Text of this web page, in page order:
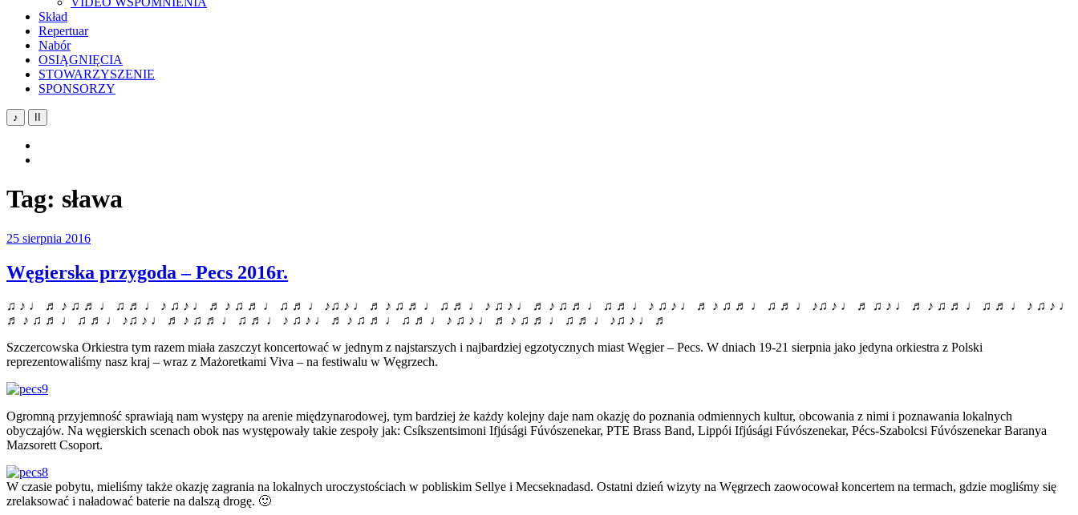
Skład
Repertuar
Nabór
OSIĄGNIĘCIA
STOWARZYSZENIE
SPONSORZY
♪
Tag: sława
25 sierpnia 2016
Węgierska przygoda – Pecs 2016r.
♫ ♪ ♩ ♬ ♪ ♫ ♬ ♩ ♫ ♬ ♩ ♪ ♫ ♪ ♩ ♬ ♪ ♫ ♬ ♩ ♫ ♬ ♩ ♪♫ ♪ ♩ ♬ ♪ ♫ ♬ ♩ ♫ ♬ ♩ ♪ ♫ ♪ ♩ ♬ ♪ ♫ ♬ ♩ ♫ ♬ ♩ ♪ ♫ ♪ ♩ ♬ ♪ ♫ ♬ ♩ ♫ ♬ ♩ ♪♫ ♪ ♩ ♬ ♫ ♪ ♩ ♬ ♪ ♫ ♬ ♩ ♫ ♬ ♩ ♪ ♫ ♪ ♩
♬ ♪ ♫ ♬ ♩ ♫ ♬ ♩ ♪♫ ♪ ♩ ♬ ♪ ♫ ♬ ♩ ♫ ♬ ♩ ♪ ♫ ♪ ♩ ♬ ♪ ♫ ♬ ♩ ♫ ♬ ♩ ♪ ♫ ♪ ♩ ♬ ♪ ♫ ♬ ♩ ♫ ♬ ♩ ♪♫ ♪ ♩ ♬
Szczercowska Orkiestra tym razem miała zaszczyt koncertować w jednym z najstarszych i najbardziej egzotycznych miast Węgier – Pecs. W dniach 19-21 sierpnia jako jedyna orkiestra z Polski
reprezentowaliśmy nasz kraj – wraz z Mażoretkami Viva – na festiwalu w Węgrzech.
Ogromną przyjemność sprawiają nam występy na arenie międzynarodowej, tym bardziej że każdy kolejny daje nam okazję do poznania odmiennych kultur, obcowania z nimi i poznawania lokalnych
obyczajów. Na węgierskich scenach obok nas występowały takie zespoły jak: Csíkszentsimoni Ifjúsági Fúvószenekar, PTE Brass Band, Lippói Ifjúsági Fúvószenekar, Pécs-Szabolcsi Fúvószenekar Baranya
Mazsorett Csoport.
W czasie pobytu, mieliśmy także okazję zagrania na lokalnych uroczystościach w pobliskim Sellye i Mecseknadasd. Ostatni dzień wizyty na Węgrzech zaowocował koncertem na termach, gdzie mogliśmy się
zrelaksować i naładować baterie na dalszą drogę. 🙂